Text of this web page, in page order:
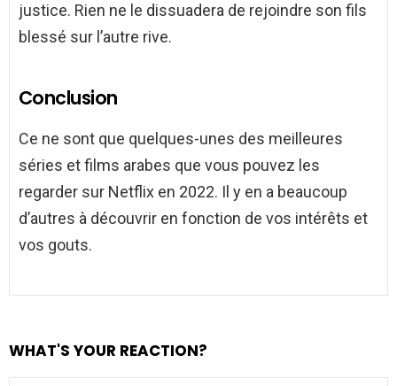
justice. Rien ne le dissuadera de rejoindre son fils
blessé sur l’autre rive.
Conclusion
Ce ne sont que quelques-unes des meilleures
séries et films arabes que vous pouvez les
regarder sur Netflix en 2022. Il y en a beaucoup
d’autres à découvrir en fonction de vos intérêts et
vos gouts.
WHAT'S YOUR REACTION?